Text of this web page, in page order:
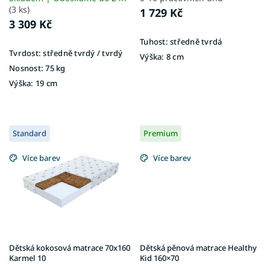
ů
(3 ks)
3 309 Kč
Tvrdost: středně tvrdý / tvrdý
Nosnost:75 kg
Výška: 19 cm
1 729 Kč
Tuhost: středně tvrdá
Výška: 8 cm
Standard
Více barev
Dětská kokosová matrace 70x160
Karmel 10
Premium
Více barev
Dětská pěnová matrace Healthy
Kid 160×70